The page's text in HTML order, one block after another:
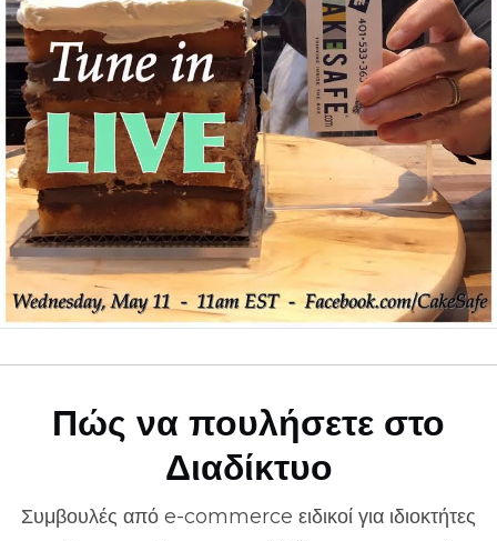
Πώς να πουλήσετε στο
Διαδίκτυο
Συμβουλές από e-commerce ειδικοί για ιδιοκτήτες